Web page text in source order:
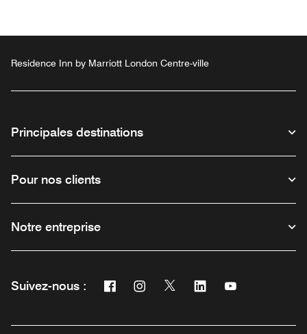
Residence Inn by Marriott London Centre-ville
Principales destinations
Pour nos clients
Notre entreprise
Suivez-nous : Facebook
Ouvre une nouvelle fenêtre
Instagram
Ouvre une nouvelle fenêtre
Twitter
Ouvre une nouvelle fenêtre
Linkedin
Ouvre une nouvelle
Ouvre une